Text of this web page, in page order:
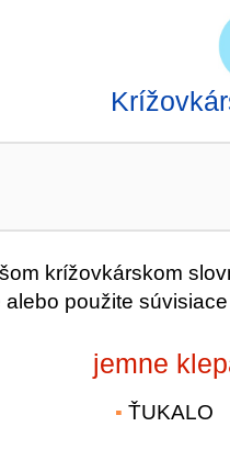
krížovkárskom
použite
jemne
ŤUKALO